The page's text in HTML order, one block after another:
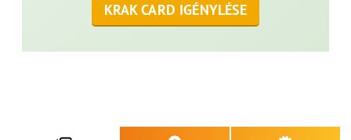
KRAK CARD IGÉNYLÉSE